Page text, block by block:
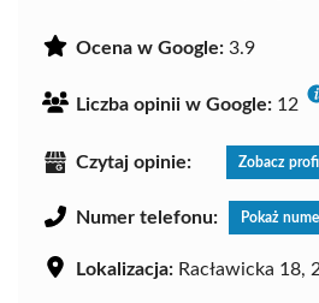
Ocena w Google: 3.9
Liczba opinii w Google: 12
Czytaj opinie: Zobacz profil
Numer telefonu: Pokaż
Lokalizacja: Racławicka 18,